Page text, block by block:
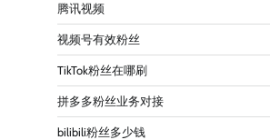
腾讯视频
视频号有效粉丝
TikTok粉丝在哪刷
拼多多粉丝业务对接
bilibili粉丝多少钱